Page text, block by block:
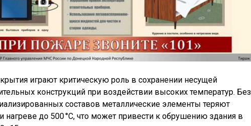
играют критическую роль в сохранении несущей
конструкций при воздействии высоких температур. Без
составов металлические элементы теряют
нагреве до 500 °C, что может привести к обрушению здания в